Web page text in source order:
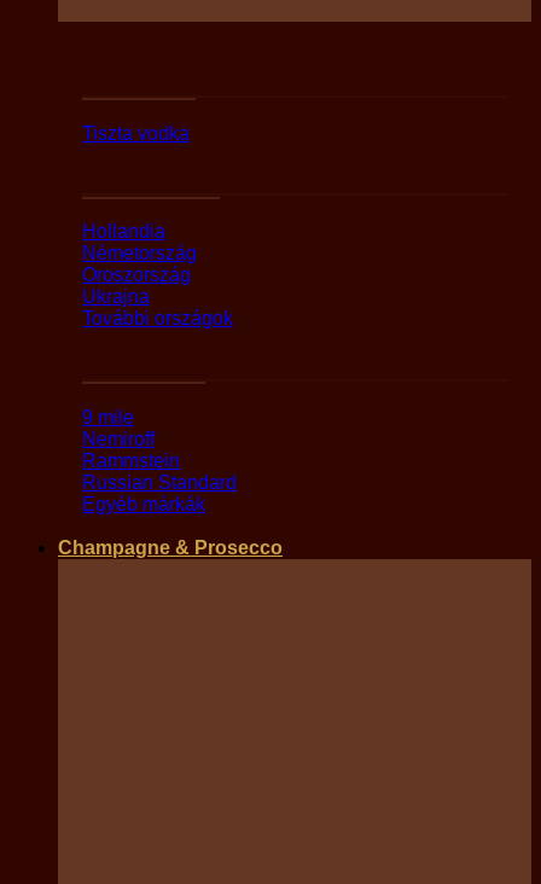
Tiszta vodka
Hollandia
Németország
Oroszország
Ukrajna
További országok
9 mile
Nemiroff
Rammstein
Russian Standard
Egyéb márkák
Champagne & Prosecco